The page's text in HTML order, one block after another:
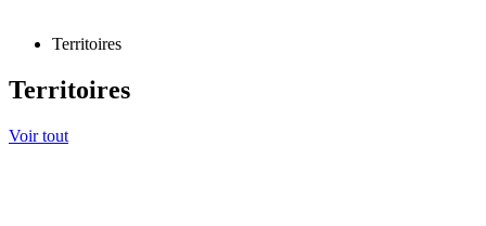
Territoires
Territoires
Voir tout